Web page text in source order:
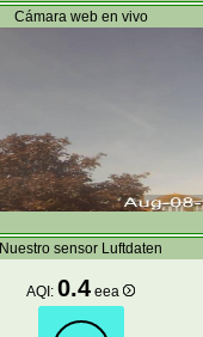
Cámara web en vivo
Nuestro sensor Luftdaten
AQI:0.4 eea